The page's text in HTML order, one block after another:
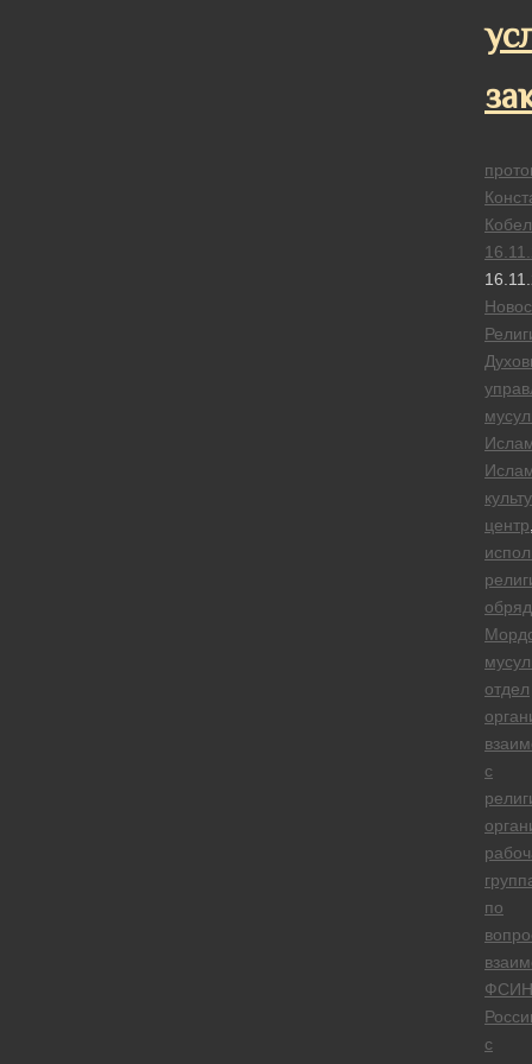
центр
отдел
с
по
ФСИН
с